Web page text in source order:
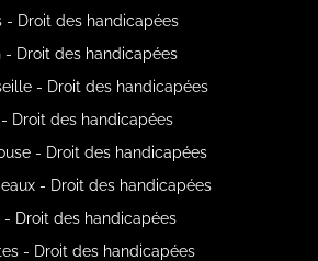
- Droit des handicapées
- Droit des handicapées
- Droit des handicapées
Droit des handicapées
- Droit des handicapées
- Droit des handicapées
Droit des handicapées
- Droit des handicapées